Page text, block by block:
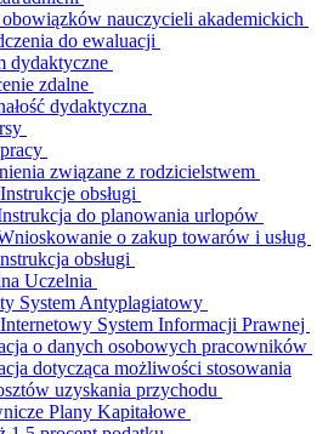
obowiązków nauczycieli akademickich
do ewaluacji
dydaktyczne
zdalne
dydaktyczna
związane z rodzicielstwem
obsługi
do planowania urlopów
o zakup towarów i usług
obsługi
Uczelnia
System Antyplagiatowy
System Informacji Prawnej
o danych osobowych pracowników
dotycząca możliwości stosowania
uzyskania przychodu
Plany Kapitałowe